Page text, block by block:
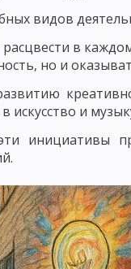
ПОНЯТИЕ О
СИТУАЦИОННЫХ
МЕТОД «ЛАБИРИНТА
О ФОРМАХ
видов
в
но и
и
инициативы